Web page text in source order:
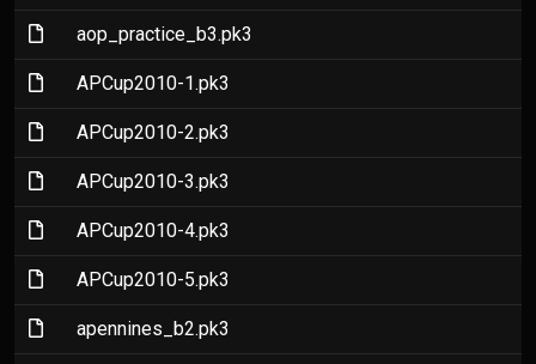
(File)aop_practice_b3.pk3
(File)APCup2010-1.pk3
(File)APCup2010-2.pk3
(File)APCup2010-3.pk3
(File)APCup2010-4.pk3
(File)APCup2010-5.pk3
(File)apennines_b2.pk3